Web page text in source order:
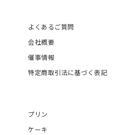
よくあるご質問
会社概要
催事情報
特定商取引法に基づく表記
プリン
ケーキ